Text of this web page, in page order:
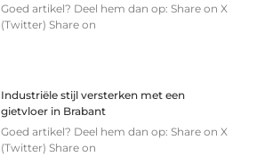
Goed artikel? Deel hem dan op: Share on X
(Twitter) Share on
Industriële stijl versterken met een
gietvloer in Brabant
Goed artikel? Deel hem dan op: Share on X
(Twitter) Share on